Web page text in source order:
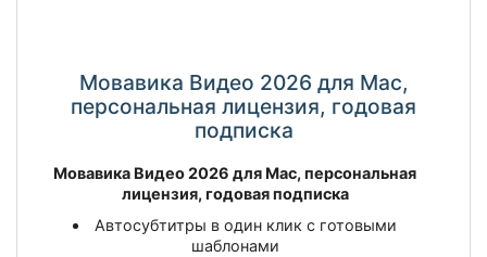
Мовавика Видео 2026 для Mac,
персональная лицензия, годовая
подписка
Мовавика Видео 2026 для Mac, персональная
лицензия, годовая подписка
Автосубтитры в один клик с готовыми
шаблонами